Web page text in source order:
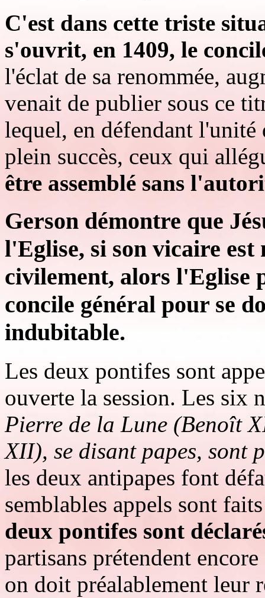
C'est dans cette triste
s'ouvrit, en 1409, le
l'éclat de sa renommée,
venait de publier sous ce
lequel, en défendant
plein succès, ceux qui
être assemblé sans
Gerson démontre que
l'Eglise, si son vicaire
civilement, alors l'Eglise
concile général pour se
indubitable.
Les deux pontifes sont
ouverte la session. Les six
Pierre de la Lune (Benoît
XII), se disant papes, sont
les deux antipapes font
semblables appels sont
deux pontifes sont
partisans prétendent
on doit préalablement leur